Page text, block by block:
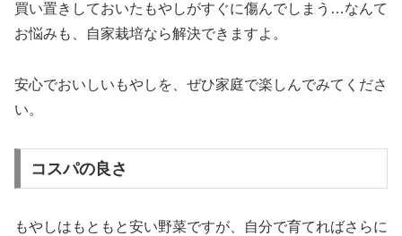
買い置きしておいたもやしがすぐに傷んでしまう…なんて
お悩みも、自家栽培なら解決できますよ。
安心でおいしいもやしを、ぜひ家庭で楽しんでみてくださ
い。
コスパの良さ
もやしはもともと安い野菜ですが、自分で育てればさらに